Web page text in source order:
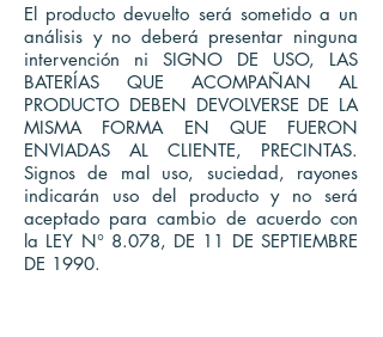
El producto devuelto será sometido a un
análisis y no deberá presentar ninguna
intervención ni SIGNO DE USO, LAS
BATERÍAS QUE ACOMPAÑAN AL
PRODUCTO DEBEN DEVOLVERSE DE LA
MISMA FORMA EN QUE FUERON
ENVIADAS AL CLIENTE, PRECINTAS.
Signos de mal uso, suciedad, rayones
indicarán uso del producto y no será
aceptado para cambio de acuerdo con
la LEY N° 8.078, DE 11 DE SEPTIEMBRE
DE 1990.